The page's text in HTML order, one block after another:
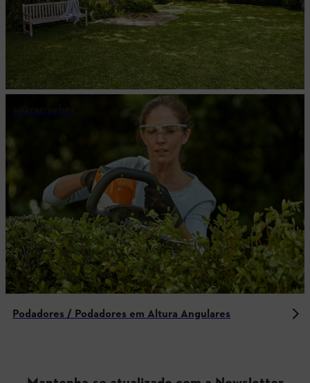
aparar-sebes
Podadores / Podadores em Altura Angulares